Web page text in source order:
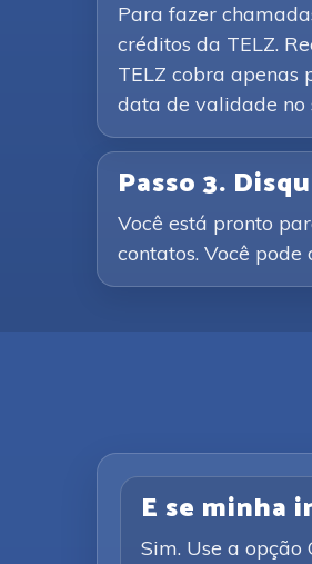
Para fazer
créditos da TELZ.
TELZ cobra apenas
data de validade no
Passo 3.
Você está pronto
contatos. Você
E se minha
Sim. Use a